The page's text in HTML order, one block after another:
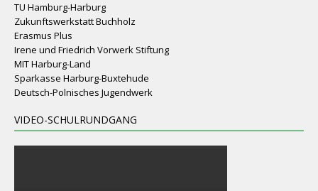
TU Hamburg-Harburg
Zukunftswerkstatt Buchholz
Erasmus Plus
Irene und Friedrich Vorwerk Stiftung
MIT Harburg-Land
Sparkasse Harburg-Buxtehude
Deutsch-Polnisches Jugendwerk
VIDEO-SCHULRUNDGANG